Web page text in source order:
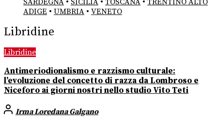
SARDEGNA • SICILIA • TOSCANA • TRENTINO ALTO
ADIGE • UMBRIA • VENETO
Libridine
Libridine
Antimeriodionalismo e razzismo culturale:
l’evoluzione del concetto di razza da Lombroso e
Niceforo ai giorni nostri nello studio Vito Teti
Irma Loredana Galgano